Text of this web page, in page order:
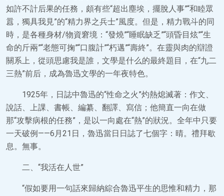
如許不計后果的任務，頗有些“超出塵埃，擺脫人事”“和睦眾
囂，獨具我見”的“精力界之兵士”風度。但是，精力戰斗的同
時，是各種身材/物資窘境：“發燒”“睡眠缺乏”“頭昏目炫”“生
命的斤兩”“老態可掬”“口腹計”“朽邁”“壽終”。在靈與肉的辯證
關系上，從頭思慮我是誰，文學是什么的最終題目，在“九二
三熱”前后，成為魯迅文學的一年夜特色。
1925年，日誌中魯迅的“性命之火”灼熱熄滅著：作文、
說話、上課、書帳、編纂、翻譯、寫信；他簡直一向在做
那“攻擊病根的任務”，是以一向處在“熱”的狀況。全年中只要
一天破例——6月21日，魯迅當日日誌了七個字：晴。禮拜歇
息。無事。
二、“我活在人世”
“假如要用一句話來歸納綜合魯迅平生的思惟和精力，那